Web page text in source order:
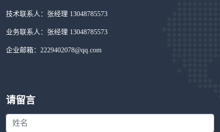
技术联系人：张经理 13048785573
业务联系人：张经理 13048785573
企业邮箱：2229402078@qq.com
请留言